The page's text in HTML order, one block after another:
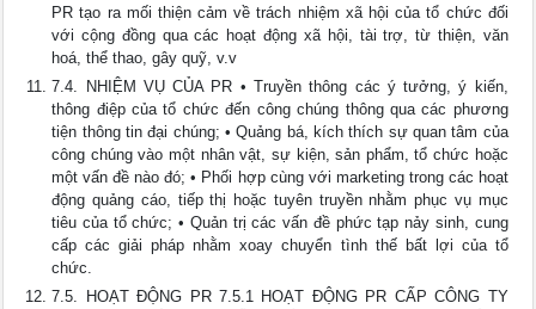
PR tạo ra mối thiện cảm về trách nhiệm xã hội của tổ chức đối
với cộng đồng qua các hoạt động xã hội, tài trợ, từ thiện, văn
hoá, thể thao, gây quỹ, v.v
7.4. NHIỆM VỤ CỦA PR • Truyền thông các ý tưởng, ý kiến,
thông điệp của tổ chức đến công chúng thông qua các phương
tiện thông tin đại chúng; • Quảng bá, kích thích sự quan tâm của
công chúng vào một nhân vật, sự kiện, sản phẩm, tổ chức hoặc
một vấn đề nào đó; • Phối hợp cùng với marketing trong các hoạt
động quảng cáo, tiếp thị hoặc tuyên truyền nhằm phục vụ mục
tiêu của tổ chức; • Quản trị các vấn đề phức tạp nảy sinh, cung
cấp các giải pháp nhằm xoay chuyển tình thế bất lợi của tổ
chức.
7.5. HOẠT ĐỘNG PR 7.5.1 HOẠT ĐỘNG PR CẤP CÔNG TY